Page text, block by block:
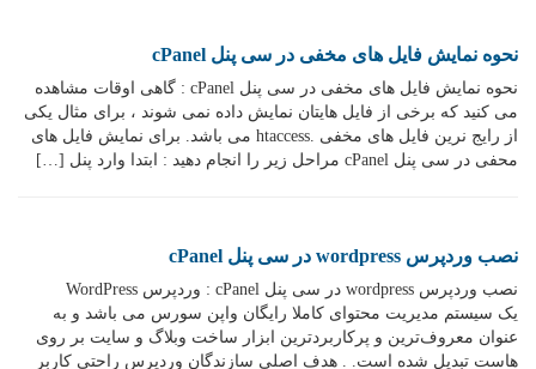
نحوه نمایش فایل های مخفی در سی پنل cPanel
نحوه نمایش فایل های مخفی در سی پنل cPanel : گاهی اوقات مشاهده
می کنید که برخی از فایل هایتان نمایش داده نمی شوند ، برای مثال یکی
از رایج نرین فایل های مخفی .htaccess می باشد. برای نمایش فایل های
محفی در سی پنل cPanel مراحل زیر را انجام دهید : ابتدا وارد پنل […]
نصب وردپرس wordpress در سی پنل cPanel
نصب وردپرس wordpress در سی پنل cPanel : وردپرس WordPress
یک سیستم مدیریت محتوای کاملا رایگان واپن سورس می باشد و به
عنوان معروف‌ترین و پرکاربردترین ابزار ساخت وبلاگ و سایت بر روی
هاست تبدیل شده است. . هدف اصلی سازندگان وردپرس راحتی کاربر